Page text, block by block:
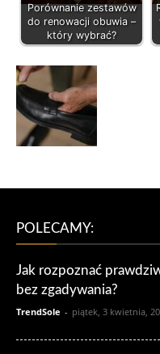
Porównanie zestawów
do renowacji obuwia –
który wybrać?
POLECAMY:
Jak rozpoznać
bez zgadywania?
TrendSole - piątek, 3 kwietnia,